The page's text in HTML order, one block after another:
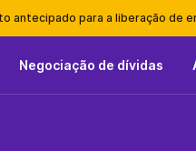
antecipado para a liberação de
Negociação de dívidas